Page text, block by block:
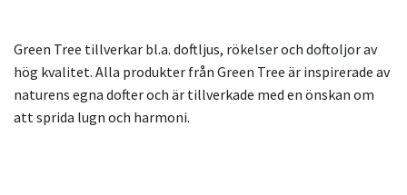
Green Tree tillverkar bl.a. doftljus, rökelseroch doftoljorav
hög kvalitet. Alla produkter från Green Tree är inspirerade av
naturens egna dofter och är tillverkade med en önskan om
att sprida lugn och harmoni.